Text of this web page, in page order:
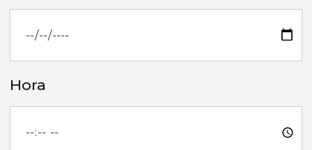
Hora